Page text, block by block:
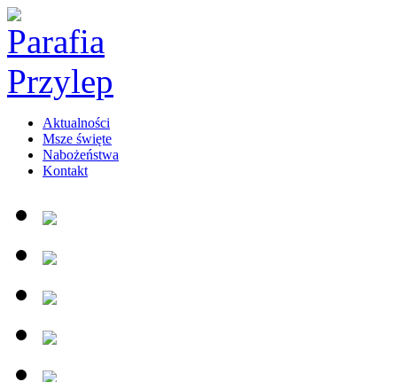
Aktualności
Msze święte
Nabożeństwa
Kontakt